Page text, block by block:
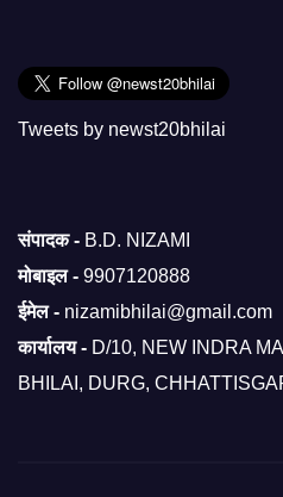
Tweets by newst20bhilai
संपादक - B.D. NIZAMI
मोबाइल - 9907120888
ईमेल - nizamibhilai@gmail.com
कार्यालय - D/10, NEW INDRA
BHILAI, DURG,